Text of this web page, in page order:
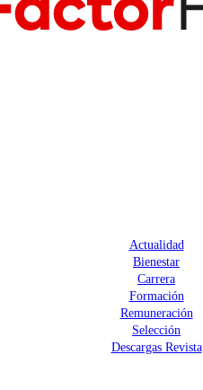
Actualidad
Bienestar
Carrera
Formación
Remuneración
Selección
Descargas Revista